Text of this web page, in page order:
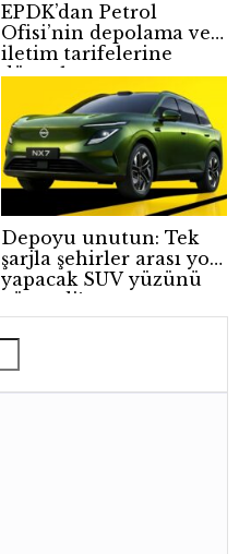
EPDK’dan Petrol
Ofisi’nin depolama ve
iletim tarifelerine
düzenleme
Depoyu unutun: Tek
şarjla şehirler arası yol
yapacak SUV yüzünü
gösterdi!